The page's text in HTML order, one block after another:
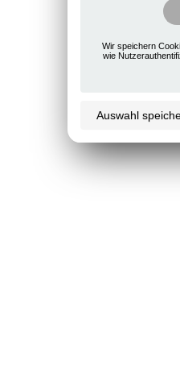
Wir speichern
wie
Auswahl